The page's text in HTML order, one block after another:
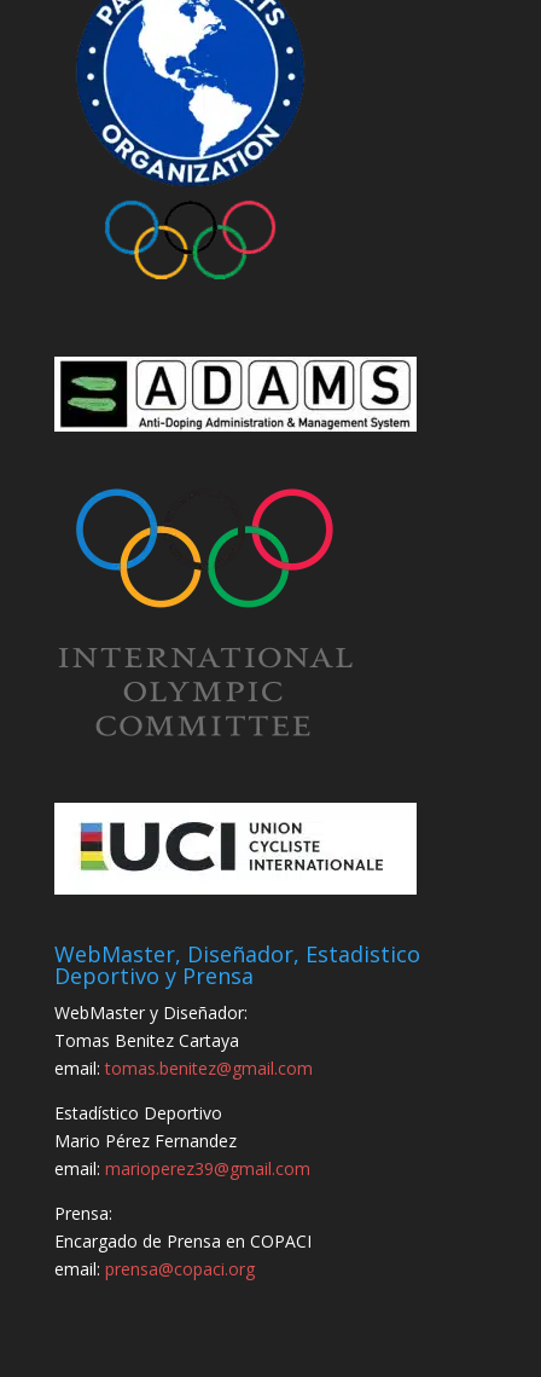
WebMaster, Diseñador, Estadistico
Deportivo y Prensa
WebMaster y Diseñador:
Tomas Benitez Cartaya
email:tomas.benitez@gmail.com
Estadístico Deportivo
Mario Pérez Fernandez
email: marioperez39@gmail.com
Prensa:
Encargado de Prensa en COPACI
email: prensa@copaci.org